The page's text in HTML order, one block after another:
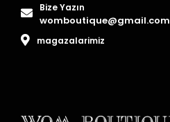
Bize Yazın
womboutique@gmail.com
magazalarimiz